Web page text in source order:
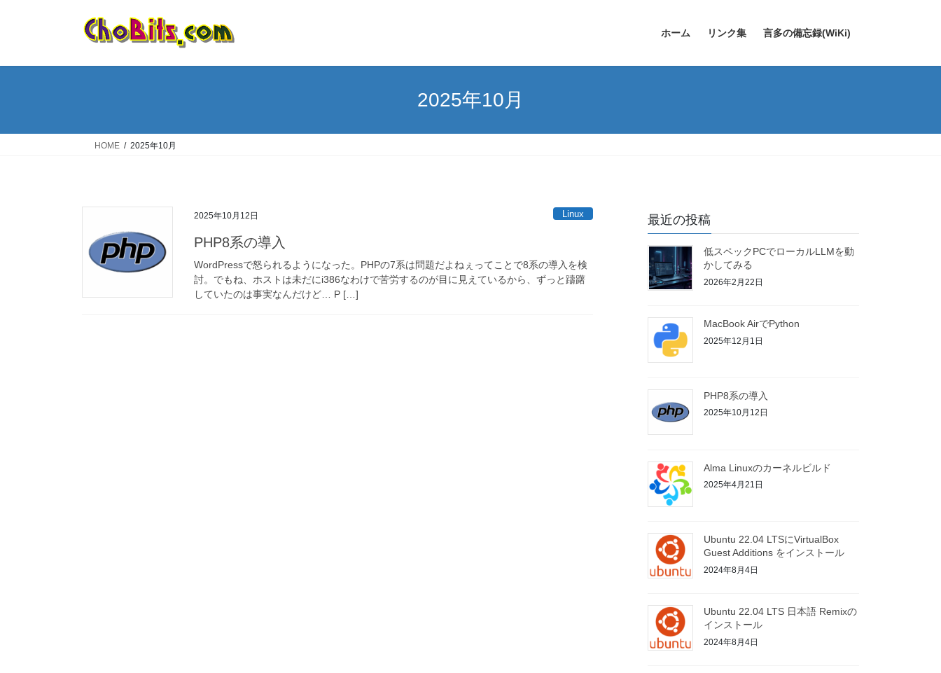
ホーム リンク集 言多の備忘録(WiKi)
2025年10月
HOME 2025年10月
2025年10月12日 Linux
PHP8系の導入
WordPressで怒られるようになった。PHPの7系は問題だよねぇってことで8系の導入を検
討。でもね、ホストは未だにi386なわけで苦労するのが目に見えているから、ずっと躊躇
していたのは事実なんだけど… P […]
最近の投稿
低スペックPCでローカルLLMを動
かしてみる
2026年2月22日
MacBook AirでPython
2025年12月1日
PHP8系の導入
2025年10月12日
Alma Linuxのカーネルビルド
2025年4月21日
Ubuntu 22.04 LTSにVirtualBox
Guest Additions をインストール
2024年8月4日
Ubuntu 22.04 LTS 日本語 Remixの
インストール
2024年8月4日